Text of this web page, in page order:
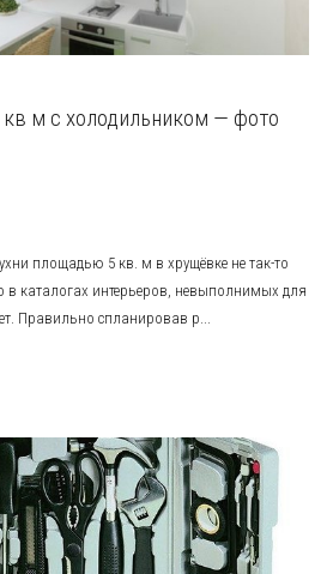
кв м с холодильником — фото
площадью 5 кв. м в хрущёвке не так-то
в каталогах интерьеров, невыполнимых для
Правильно спланировав р...